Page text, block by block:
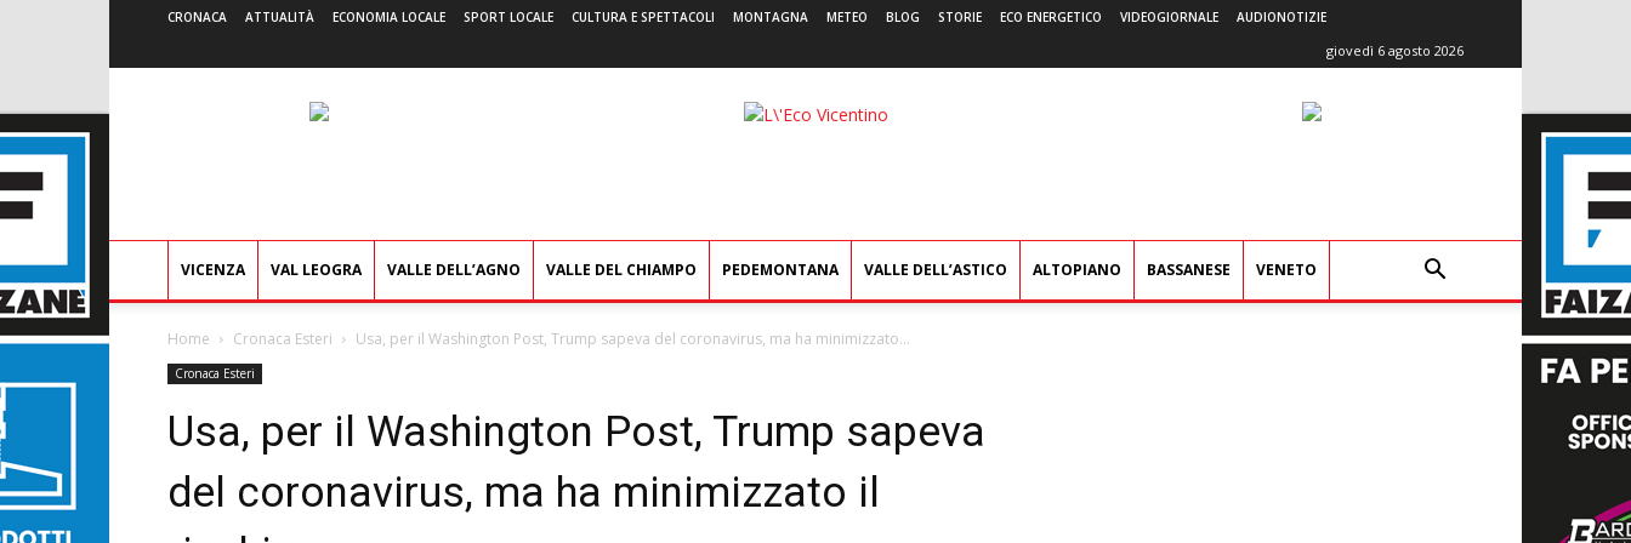
CRONACA ATTUALITÀ ECONOMIA LOCALE SPORT LOCALE CULTURA E SPETTACOLI MONTAGNA METEO BLOG STORIE ECO ENERGETICO VIDEOGIORNALE AUDIONOTIZIE
giovedì 6 agosto 2026
L'Eco
VICENZA VAL LEOGRA VALLE DELL’AGNO VALLE DEL CHIAMPO PEDEMONTANA VALLE DELL’ASTICO ALTOPIANO BASSANESE VENETO
Home Cronaca Esteri Usa, per il Washington Post, Trump sapeva del coronavirus, ma ha minimizzato...
Cronaca Esteri
Usa, per il Washington Post, Trump sapeva
del coronavirus, ma ha minimizzato il